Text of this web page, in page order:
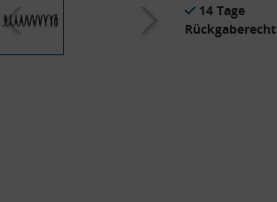
14 Tage
Rückgaberecht